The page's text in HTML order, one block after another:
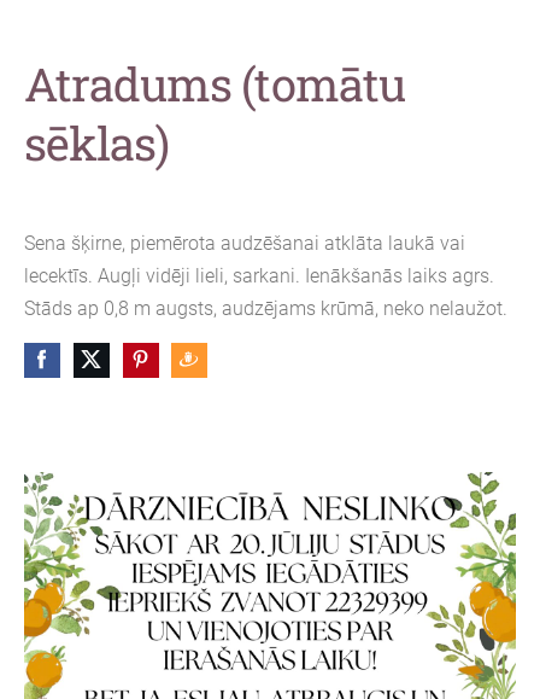
Atradums (tomātu
sēklas)
Sena šķirne, piemērota audzēšanai atklāta laukā vai
lecektīs. Augļi vidēji lieli, sarkani. Ienākšanās laiks agrs.
Stāds ap 0,8 m augsts, audzējams krūmā, neko nelaužot.